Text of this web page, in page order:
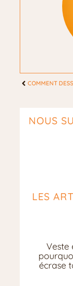
NOUS
LES
Veste
écrase